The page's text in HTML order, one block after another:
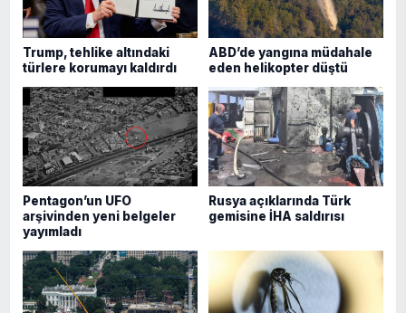
Trump, tehlike altındaki
türlere korumayı kaldırdı
ABD’de yangına müdahale
eden helikopter düştü
Pentagon’un UFO
arşivinden yeni belgeler
yayımladı
Rusya açıklarında Türk
gemisine İHA saldırısı